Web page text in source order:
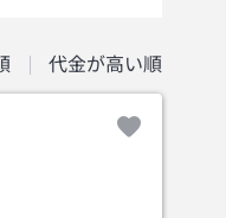
代金が高い順